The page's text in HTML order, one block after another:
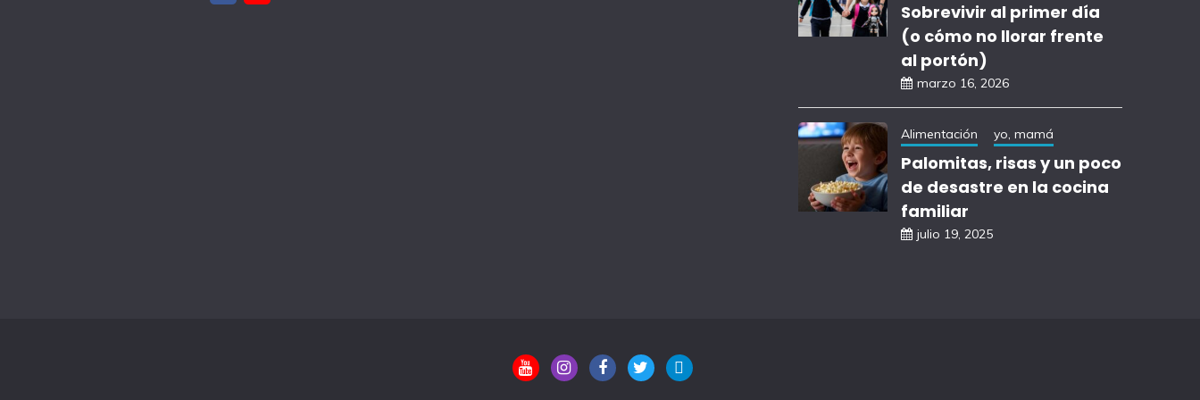
Sobrevivir al primer día
(o cómo no llorar frente
al portón)
marzo 16, 2026
Alimentación yo, mamá
Palomitas, risas y un poco
de desastre en la cocina
familiar
julio 19, 2025